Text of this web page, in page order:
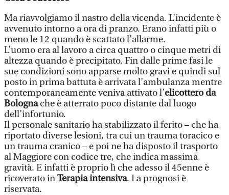
Ma riavvolgiamo il nastro della vicenda. L’incidente è
avvenuto intorno a ora di pranzo. Erano infatti più o
meno le 12 quando è scattato l’allarme.
L’uomo era al lavoro a circa quattro o cinque metri di
altezza quando è precipitato. Fin dalle prime fasi le
sue condizioni sono apparse molto gravi e quindi sul
posto in prima battuta è arrivata l’ambulanza mentre
contemporaneamente veniva attivato l’elicottero da
Bolognache è atterrato poco distante dal luogo
dell’infortunio.
Il personale sanitario ha stabilizzato il ferito – che ha
riportato diverse lesioni, tra cui un trauma toracico e
un trauma cranico – e poi ne ha disposto il trasporto
al Maggiore con codice tre, che indica massima
gravità. E infatti è proprio lì che adesso il 45enne è
ricoverato inTerapia intensiva. La prognosi è
riservata.